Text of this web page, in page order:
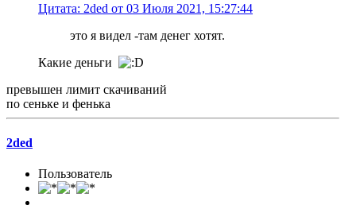
Цитата: 2ded от 03 Июля 2021, 15:27:44
это я видел -там денег хотят.
Какие деньги
превышен лимит скачиваний
по сеньке и фенька
2ded
Пользователь